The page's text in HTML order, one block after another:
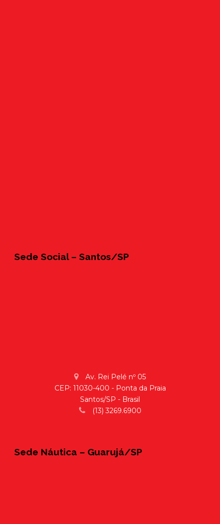
Sede Social – Santos/SP
Av. Rei Pelé nº 05
CEP: 11030-400 - Ponta da Praia
Santos/SP - Brasil
(13) 3269.6900
Sede Náutica – Guarujá/SP